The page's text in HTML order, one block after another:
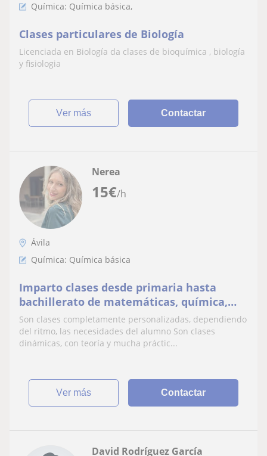
Química: Química básica,
Clases particulares de Biología
Licenciada en Biología da clases de bioquímica , biología
y fisiologia
ver más Contactar
15€/h
Nerea
Ávila
Química: Química básica
Imparto clases desde primaria hasta
bachillerato de matemáticas, química,
lengua Clases de refuerzo Técnicas de
estudio Preparación de exámenes para
ciclos medios y superiores
Son clases completamente personalizadas, dependiendo
del ritmo, las necesidades del alumno Son clases
dinámicas, con teoría y mucha práctic...
ver más Contactar
David Rodríguez García